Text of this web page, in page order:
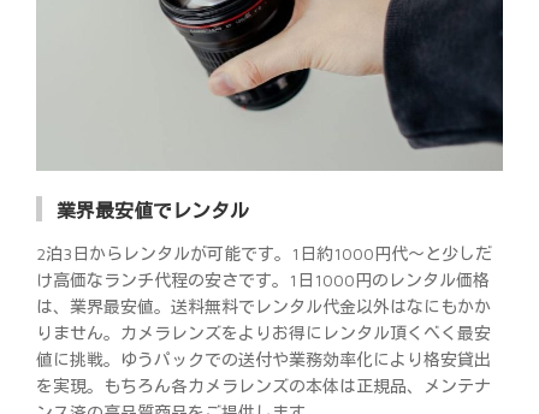
業界最安値でレンタル
2泊3日からレンタルが可能です。1日約1000円代～と少しだ
け高価なランチ代程の安さです。1日1000円のレンタル価格
は、業界最安値。送料無料でレンタル代金以外はなにもかか
りません。カメラレンズをよりお得にレンタル頂くべく最安
値に挑戦。ゆうパックでの送付や業務効率化により格安貸出
を実現。もちろん各カメラレンズの本体は正規品、メンテナ